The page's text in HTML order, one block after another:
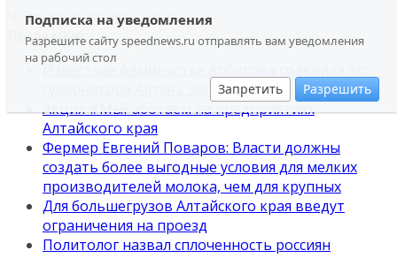
Подписка на уведомления
Разрешите сайту speednews.ru отправлять вам уведомления
на рабочий стол
Запретить Разрешить
Перейти
содержимому
Четверг, 6 августа, 2026
Последние:
Известная феминистка Арбатова сравнила экс-
губернатора Алтая с Зеленским
Акция #МыРаботаем на предприятиях
Алтайского края
Фермер Евгений Поваров: Власти должны
создать более выгодные условия для мелких
производителей молока, чем для крупных
Для большегрузов Алтайского края введут
ограничения на проезд
Политолог назвал сплоченность россиян